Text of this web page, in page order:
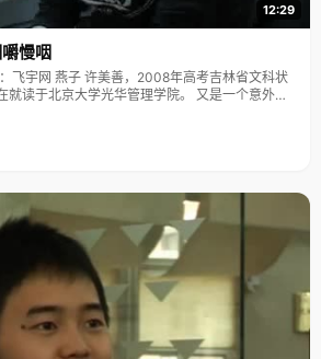
12:29
慢咽
京大学光华管理学院。 又是一个意外之
还没查成绩就接到了北京大学老师的电话， 让她
分只是一个稀松平常的成绩，而且平时在学校里
到居然考了第一名"许美善恍惚了，花了很长时间
史的，爱好历史和地理，妈妈在出版社工作，大
是看书学习，在这样气氛下，许美善把看书当成
然不过的生活习惯。"妈妈在出版社工作，我有机
善从小就开始看各种名著，"《三国演义》、《简
时候就看完了。" 因为爸爸的影响，许美
外感兴趣，历史是许美善所有科目中成绩最好
、历史事件、历史人物等都特别熟悉，在班级里
准没错。 学习细嚼慢咽 许美善看书
容，她需要两天才能消化掉，原因在于她把每篇